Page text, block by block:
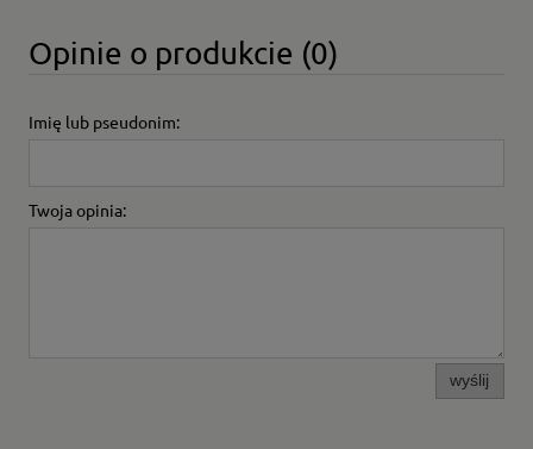
Opinie o produkcie (0)
Imię lub pseudonim:
Twoja opinia:
wyślij